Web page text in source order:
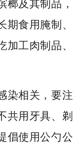
榔及其制品，
期食用腌制、
加工肉制品、
染相关，要注
共用牙具、剃
倡使用公勺公